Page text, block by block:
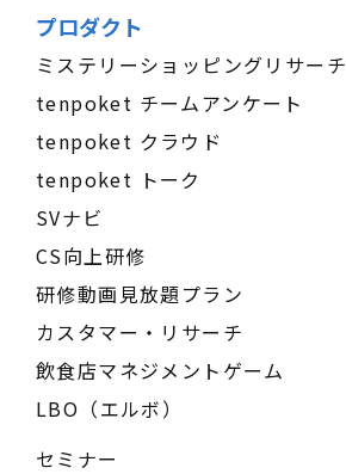
プロダクト
ミステリーショッピングリサーチ
tenpoket チームアンケート
tenpoket クラウド
tenpoket トーク
SVナビ
CS向上研修
研修動画見放題プラン
カスタマー・リサーチ
飲食店マネジメントゲーム
LBO（エルボ）
セミナー